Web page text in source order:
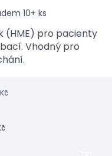
10+ ks
(HME) pro pacienty
Vhodný pro